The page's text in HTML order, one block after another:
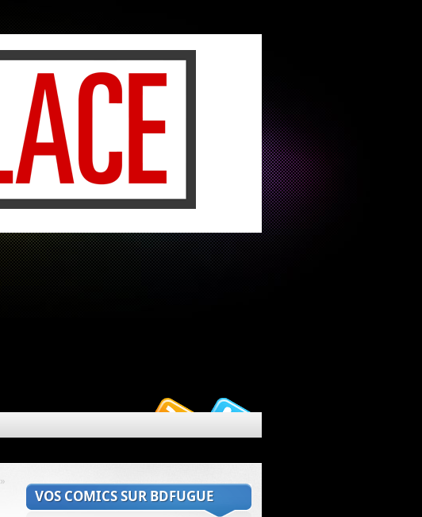
»
VOS COMICS SUR BDFUGUE